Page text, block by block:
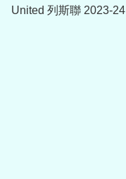
United 列斯聯 2023-24